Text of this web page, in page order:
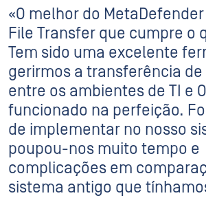
«O melhor do
File Transfer que cumpre o
Tem sido uma excelente
gerirmos a transferência
entre os ambientes de TI e
funcionado na perfeição.
de implementar no nosso
poupou-nos muito tempo e
complicações em
sistema antigo que